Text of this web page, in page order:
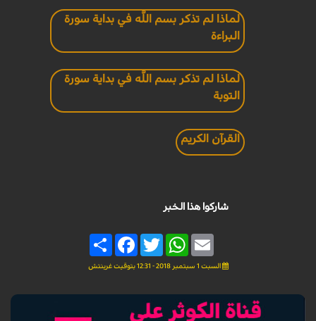
لماذا لم تذكر بسم اللَّه في بداية سورة
البراءة
لماذا لم تذكر بسم اللَّه في بداية سورة
التوبة
القرآن الكريم
شاركوا هذا الخبر
Share
FacebookTwitter
WhatsAppEmail
السبت 1 سبتمبر 2018 - 12:31 بتوقيت غرينتش